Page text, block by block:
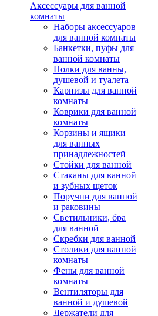
Аксессуары для ванной
комнаты
Наборы аксессуаров
для ванной комнаты
Банкетки, пуфы для
ванной комнаты
Полки для ванны,
душевой и туалета
Карнизы для ванной
комнаты
Коврики для ванной
комнаты
Корзины и ящики
для ванных
принадлежностей
Стойки для ванной
Стаканы для ванной
и зубных щеток
Поручни для ванной
и раковины
Светильники, бра
для ванной
Скребки для ванной
Столики для ванной
комнаты
Фены для ванной
комнаты
Вентиляторы для
ванной и душевой
Держатели для